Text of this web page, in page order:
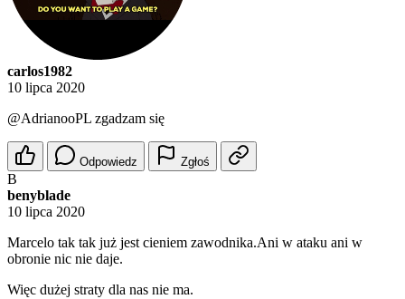
carlos1982
10 lipca 2020
@AdrianooPL zgadzam się
Odpowiedz Zgłoś
B
benyblade
10 lipca 2020
Marcelo tak tak już jest cieniem zawodnika.Ani w ataku ani w
obronie nic nie daje.
Więc dużej straty dla nas nie ma.